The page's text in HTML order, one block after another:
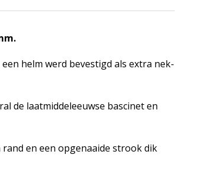
helm werd bevestigd als extra nek-
de laatmiddeleeuwse bascinet en
en een opgenaaide strook dik